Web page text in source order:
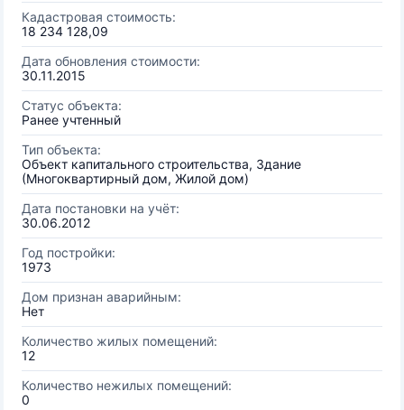
Кадастровая стоимость:
18 234 128,09
Дата обновления стоимости:
30.11.2015
Статус объекта:
Ранее учтенный
Тип объекта:
Объект капитального строительства, Здание
(Многоквартирный дом, Жилой дом)
Дата постановки на учёт:
30.06.2012
Год постройки:
1973
Дом признан аварийным:
Нет
Количество жилых помещений:
12
Количество нежилых помещений:
0